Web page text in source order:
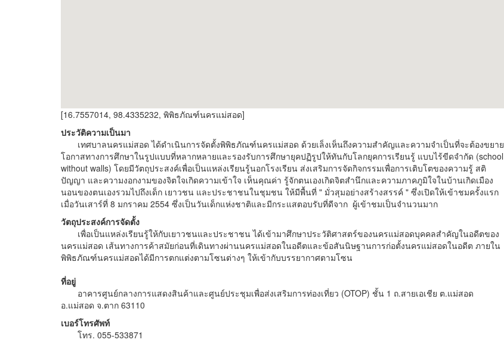
[16.7557014, 98.4335232, พิพิธภัณฑ์นครแม่สอด]
ประวัติความเป็นมา
เทศบาลนครแม่สอด ได้ดำเนินการจัดตั้งพิพิธภัณฑ์นครแม่สอด ด้วยเล็งเห็นถึงความสำคัญและความจำเป็นที่จะต้องขยาย
โอกาสทางการศึกษาในรูปแบบที่หลากหลายและรองรับการศึกษายุคปฏิรูปให้ทันกับโลกยุคการเรียนรู้ แบบไร้ขีดจำกัด (school
without walls) โดยมีวัตถุประสงค์เพื่อเป็นแหล่งเรียนรู้นอกโรงเรียน ส่งเสริมการจัดกิจกรรมเพื่อการเติบโตของความรู้ สติ
ปัญญา และความงอกงามของจิตใจเกิดความเข้าใจ เห็นคุณค่า รู้จักตนเองเกิดจิตสำนึกและความภาคภูมิใจในบ้านเกิดเมือง
นอนของตนเองรวมไปถึงเด็ก เยาวชน และประชาชนในชุมชน ให้มีพื้นที่ " มั่วสุมอย่างสร้างสรรค์ " ซึ่งเปิดให้เข้าชมครั้งแรก
เมื่อวันเสาร์ที่ 8 มกราคม 2554 ซึ่งเป็นวันเด็กแห่งชาติและมีกระแสตอบรับที่ดีจาก ผู้เข้าชมเป็นจำนวนมาก
วัตถุประสงค์การจัดตั้ง
เพื่อเป็นแหล่งเรียนรู้ให้กับเยาวชนและประชาชน ได้เข้ามาศึกษาประวัติศาสตร์ของนครแม่สอดบุคคลสำคัญในอดีตของ
นครแม่สอด เส้นทางการค้าสมัยก่อนที่เดินทางผ่านนครแม่สอดในอดีตและข้อสันนิษฐานการก่อตั้งนครแม่สอดในอดีต ภายใน
พิพิธภัณฑ์นครแม่สอดได้มีการตกแต่งตามโซนต่างๆ ให้เข้ากับบรรยากาศตามโซน
ที่อยู่
อาคารศูนย์กลางการแสดงสินค้าและศูนย์ประชุมเพื่อส่งเสริมการท่องเที่ยว (OTOP) ชั้น 1 ถ.สายเอเชีย ต.แม่สอด
อ.แม่สอด จ.ตาก 63110
เบอร์โทรศัพท์
โทร. 055-533871